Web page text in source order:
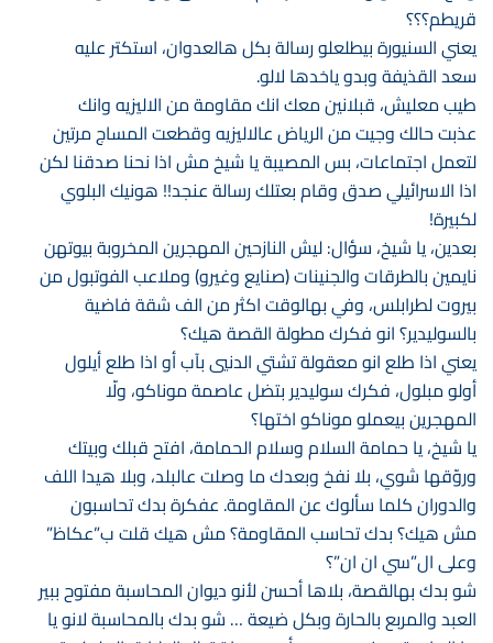
قريطم؟؟؟
يعني السنيورة بيطلعلو رسالة بكل هالعدوان، استكتر عليه
سعد القذيفة وبدو ياخدها لالو.
طيب معليش، قبلانين معك انك مقاومة من الاليزيه وانك
عذبت حالك وجيت من الرياض عالاليزيه وقطعت المساج مرتين
لتعمل اجتماعات، بس المصيبة يا شيخ مش اذا نحنا صدقنا لكن
اذا الاسرائيلي صدق وقام بعتلك رسالة عنجد!! هونيك البلوي
لكبيرة!
بعدين، يا شيخ، سؤال: ليش النازحين المهجرين المخروبة بيوتهن
نايمين بالطرقات والجنينات (صنايع وغيرو) وملاعب الفوتبول من
بيروت لطرابلس، وفي بهالوقت اكثر من الف شقة فاضية
بالسوليدير؟ انو فكرك مطولة القصة هيك؟
يعني اذا طلع انو معقولة تشتي الدنيي بآب أو اذا طلع أيلول
أولو مبلول، فكرك سوليدير بتضل عاصمة موناكو، ولّا
المهجرين بيعملو موناكو اختها؟
يا شيخ، يا حمامة السلام وسلام الحمامة، افتح قبلك وبيتك
وروّقها شوي، بلا نفخ وبعدك ما وصلت عالبلد، وبلا هيدا اللف
والدوران كلما سألوك عن المقاومة. عفكرة بدك تحاسبون
مش هيك؟ بدك تحاسب المقاومة؟ مش هيك قلت ب”عكاظ”
وعلى ال”سي ان ان”؟
شو بدك بهالقصة، بلاها أحسن لأنو ديوان المحاسبة مفتوح ببير
العبد والمربع بالحارة وبكل ضيعة … شو بدك بالمحاسبة لانو يا